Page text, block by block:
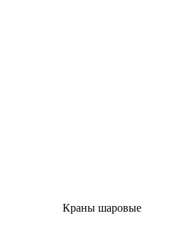
Краны шаровые